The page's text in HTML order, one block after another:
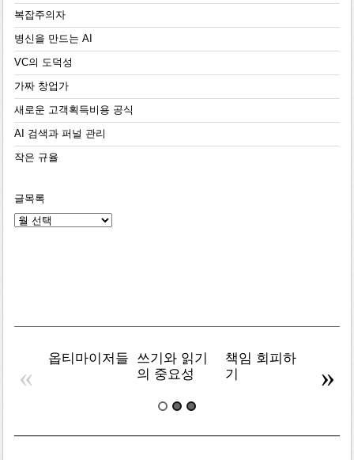
복잡주의자
병신을 만드는 AI
VC의 도덕성
가짜 창업가
새로운 고객획득비용 공식
AI 검색과 퍼널 관리
작은 규율
글목록
글
옵티마이저들
쓰기와 읽기
의 중요성
책임 회피하
기
« »